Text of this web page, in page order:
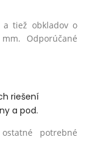
a tiež obkladov o
Odporúčané
riešení
a pod.
potrebné